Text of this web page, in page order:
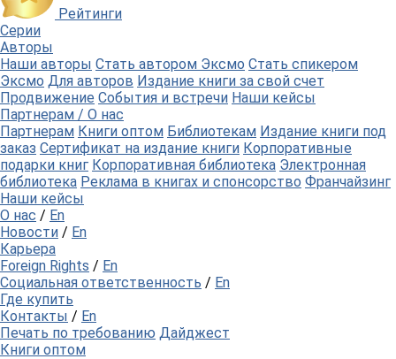
Рейтинги
Серии
Авторы
Наши авторы Стать автором Эксмо Стать спикером
Эксмо Для авторов Издание книги за свой счет
Продвижение События и встречи Наши кейсы
Партнерам / О нас
Партнерам Книги оптом Библиотекам Издание книги под
заказ Сертификат на издание книги Корпоративные
подарки книг Корпоративная библиотека Электронная
библиотека Реклама в книгах и спонсорство Франчайзинг
Наши кейсы
О нас / En
Новости / En
Карьера
Foreign Rights / En
Социальная ответственность / En
Где купить
Контакты / En
Печать по требованию Дайджест
Книги оптом